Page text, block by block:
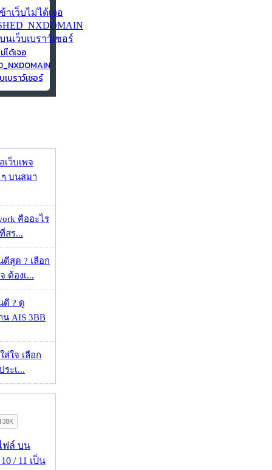
ได้เจอ
บราว์เซอร์
ว็บเพจ
บนสมา
คืออะไร
สร...
สุด ? เลือก
ต้องเ...
ดี ? ดู
AIS 3BB
ส่ใจ เลือก
ระเ...
ฟล์ บน
/ 11 เป็น